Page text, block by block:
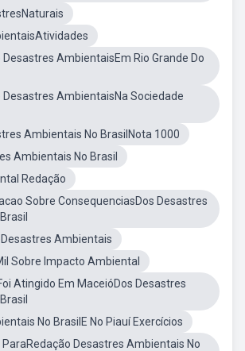
Desastres AmbientaisEm Rio Grande Do
Desastres AmbientaisNa Sociedade
Ambientais No BrasilNota 1000
Ambientais No Brasil
Redação
Sobre ConsequenciasDos Desastres
Ambientais
Sobre Impacto Ambiental
Atingido Em MaceióDos Desastres
No BrasilE No Piauí Exercícios
Desastres Ambientais No